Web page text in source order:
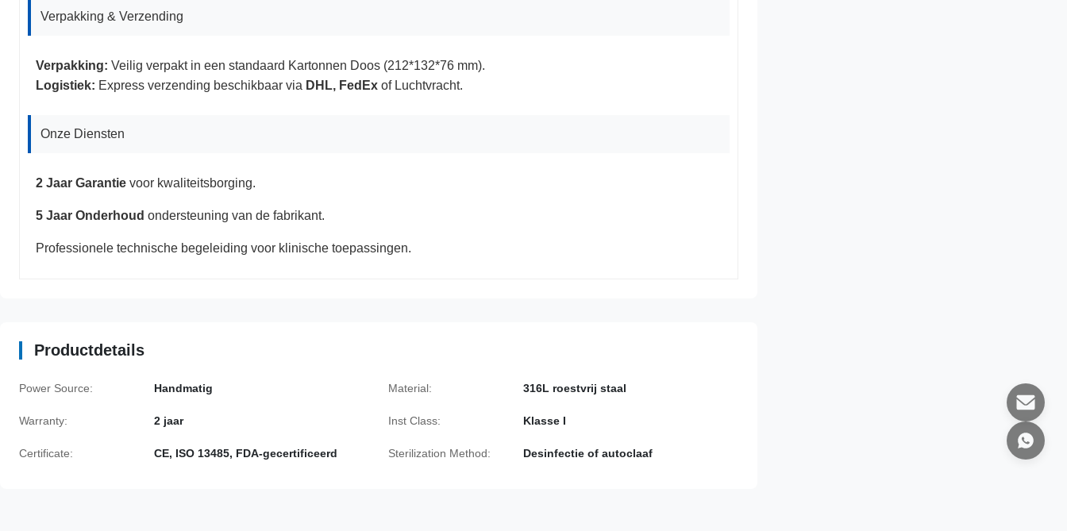
Verpakking & Verzending
Verpakking: Veilig verpakt in een standaard Kartonnen Doos (212*132*76 mm).
Logistiek: Express verzending beschikbaar via DHL, FedEx of Luchtvracht.
Onze Diensten
2 Jaar Garantie voor kwaliteitsborging.
5 Jaar Onderhoud ondersteuning van de fabrikant.
Professionele technische begeleiding voor klinische toepassingen.
Productdetails
Power Source: Handmatig Material: 316L roestvrij staal
Warranty: 2 jaar Inst Class: Klasse I
Certificate: CE, ISO 13485, FDA-gecertificeerd Sterilization Method: Desinfectie of autoclaaf